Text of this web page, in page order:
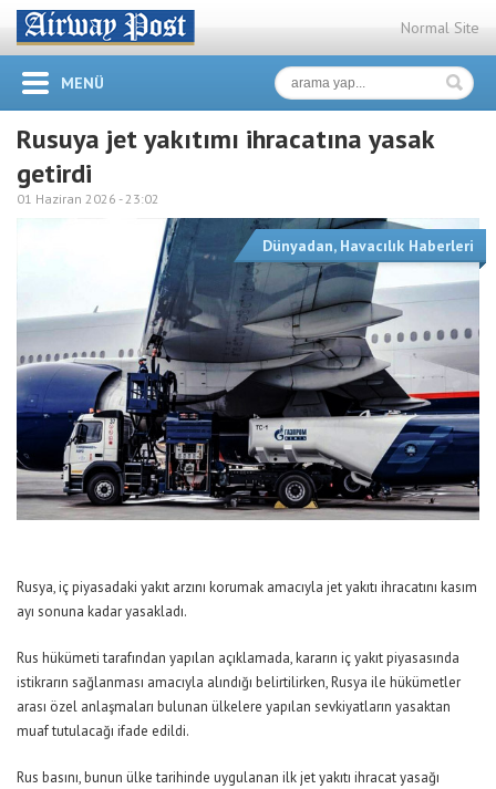
Normal Site
MENÜ
Rusuya jet yakıtımı ihracatına yasak
getirdi
01 Haziran 2026 -23:02
Dünyadan, Havacılık Haberleri
Rusya, iç piyasadaki yakıt arzını korumak amacıyla jet yakıtı ihracatını kasım
ayı sonuna kadar yasakladı.
Rus hükümeti tarafından yapılan açıklamada, kararın iç yakıt piyasasında
istikrarın sağlanması amacıyla alındığı belirtilirken, Rusya ile hükümetler
arası özel anlaşmaları bulunan ülkelere yapılan sevkiyatların yasaktan
muaf tutulacağı ifade edildi.
Rus basını, bunun ülke tarihinde uygulanan ilk jet yakıtı ihracat yasağı